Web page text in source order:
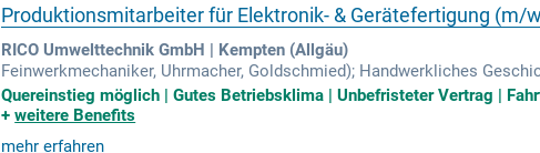
Produktionsmitarbeiter für Elektronik- & Gerätefertigung (m/
RICO Umwelttechnik GmbH | Kempten (Allgäu)
Feinwerkmechaniker, Uhrmacher, Goldschmied); Handwerkliches
Bauteile und empfindlicher optoelektronischer Baugruppen;
Quereinstieg möglich | Gutes Betriebsklima | Unbefristeter Vertrag |
+weitere Benefits
mehr erfahren